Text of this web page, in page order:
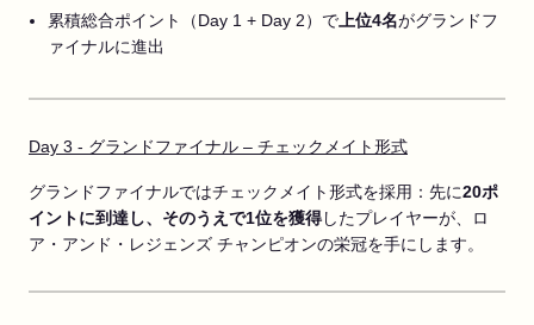
累積総合ポイント（Day 1 + Day 2）で 上位4名がグランドフ
ァイナルに進出
Day 3 - グランドファイナル – チェックメイト形式
グランドファイナルではチェックメイト形式を採用：先に20ポ
イントに到達し、そのうえで1位を獲得したプレイヤーが、ロ
ア・アンド・レジェンズ チャンピオンの栄冠を手にします。